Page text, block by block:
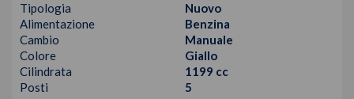
Tipologia
Nuovo
Alimentazione
Benzina
Cambio
Manuale
Colore
Giallo
Cilindrata
1199 cc
Posti
5